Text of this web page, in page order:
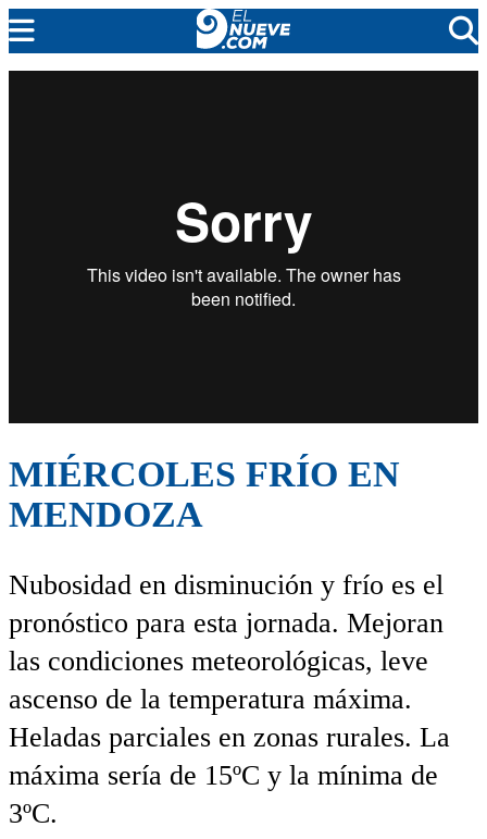
MIÉRCOLES FRÍO EN
MENDOZA
Nubosidad en disminución y frío es el
pronóstico para esta jornada. Mejoran
las condiciones meteorológicas, leve
ascenso de la temperatura máxima.
Heladas parciales en zonas rurales. La
máxima sería de 15ºC y la mínima de
3ºC.